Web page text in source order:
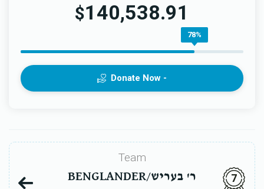
$140,538.91
78%
Donate Now -
Team
BENGLANDER/ר' בעריש
7